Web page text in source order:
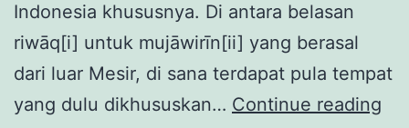
Indonesia khususnya. Di antara belasan
riwāq[i] untuk mujāwirīn[ii] yang berasal
dari luar Mesir, di sana terdapat pula tempat
yang dulu dikhususkan… Continue reading